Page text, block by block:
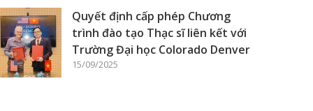
Quyết định cấp phép Chương
trình đào tạo Thạc sĩ liên kết với
Trường Đại học Colorado Denver
15/09/2025